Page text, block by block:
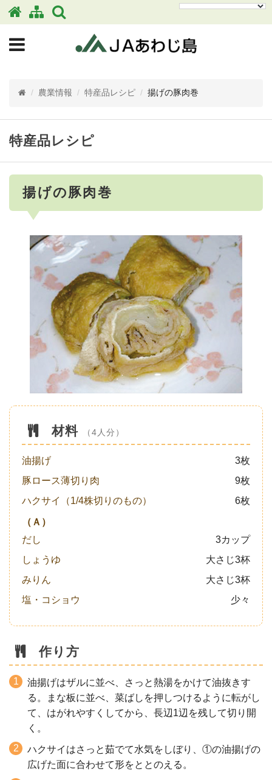
/ 農業情報 / 特産品レシピ / 揚げの豚肉巻
特産品レシピ
揚げの豚肉巻
材料 （4人分）
油揚げ
3枚
豚ロース薄切り肉
9枚
ハクサイ（1/4株切りのもの）
6枚
（Ａ）
だし
3カップ
しょうゆ
大さじ3杯
みりん
大さじ3杯
塩・コショウ
少々
作り方
油揚げはザルに並べ、さっと熱湯をかけて油抜きす
る。まな板に並べ、菜ばしを押しつけるように転がし
て、はがれやすくしてから、長辺1辺を残して切り開
く。
ハクサイはさっと茹でて水気をしぼり、①の油揚げの
広げた面に合わせて形をととのえる。